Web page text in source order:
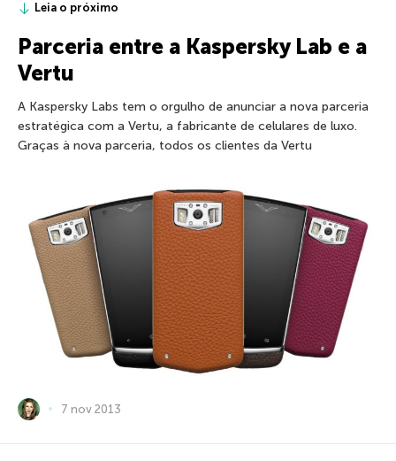
Leia o próximo
Parceria entre a Kaspersky Lab e a
Vertu
A Kaspersky Labs tem o orgulho de anunciar a nova parceria
estratégica com a Vertu, a fabricante de celulares de luxo.
Graças à nova parceria, todos os clientes da Vertu
7 nov 2013